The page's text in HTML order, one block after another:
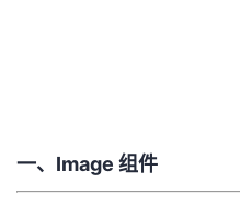
博
的
我
一、Image 组件